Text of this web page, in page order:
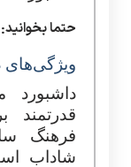
حتما بخوانید:
ویژگی‌های
داشبورد
قدرتمند
فرهنگ‌
شاداب